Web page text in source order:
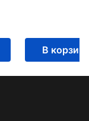
В корзину